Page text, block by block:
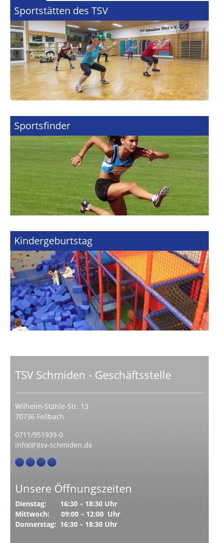
Sportstätten des TSV
Sportsfinder
Kindergeburtstag
TSV Schmiden - Geschäftsstelle
Wilhelm-Stähle-Str. 13
70736 Fellbach
0711/951939-0
info(@)tsv-schmiden.de
Unsere Öffnungszeiten
Dienstag: 16:30 – 18:30 Uhr
Mittwoch: 09:00 – 12:00 Uhr
Donnerstag: 16:30 – 18:30 Uhr